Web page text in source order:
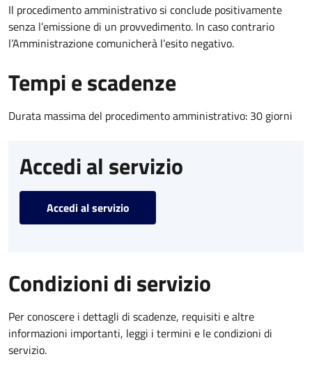
Il procedimento amministrativo si conclude positivamente
senza l’emissione di un provvedimento. In caso contrario
l’Amministrazione comunicherà l’esito negativo.
Tempi e scadenze
Durata massima del procedimento amministrativo: 30 giorni
Accedi al servizio
Accedi al servizio
Condizioni di servizio
Per conoscere i dettagli di scadenze, requisiti e altre
informazioni importanti, leggi i termini e le condizioni di
servizio.